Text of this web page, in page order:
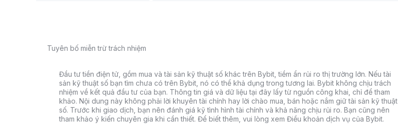
Tuyên bố miễn trừ trách nhiệm
Đầu tư tiền điện tử, gồm mua và tài sản kỹ thuật số khác trên Bybit, tiềm ẩn rủi ro thị trường lớn. Nếu tài
sản kỹ thuật số bạn tìm chưa có trên Bybit, nó có thể khả dụng trong tương lai. Bybit không chịu trách
nhiệm về kết quả đầu tư của bạn. Thông tin giá và dữ liệu tại đây lấy từ nguồn công khai, chỉ để tham
khảo. Nội dung này không phải lời khuyên tài chính hay lời chào mua, bán hoặc nắm giữ tài sản kỹ thuật
số. Trước khi giao dịch, bạn nên đánh giá kỹ tình hình tài chính và khả năng chịu rủi ro. Bạn cũng nên
tham khảo ý kiến chuyên gia khi cần thiết. Để biết thêm, vui lòng xem Điều khoản dịch vụ của Bybit.